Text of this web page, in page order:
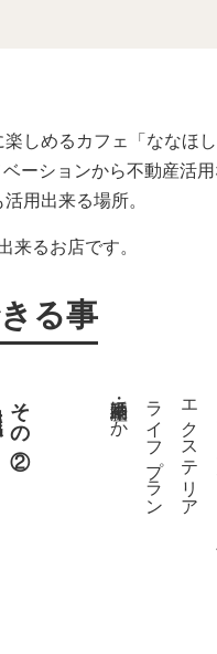
しめるカフェ「ななほし
ーションから不動産活用
用出来る場所。
来るお店です。
る事
エクステリア
ライフプラン
不動産・相続ほか
その②